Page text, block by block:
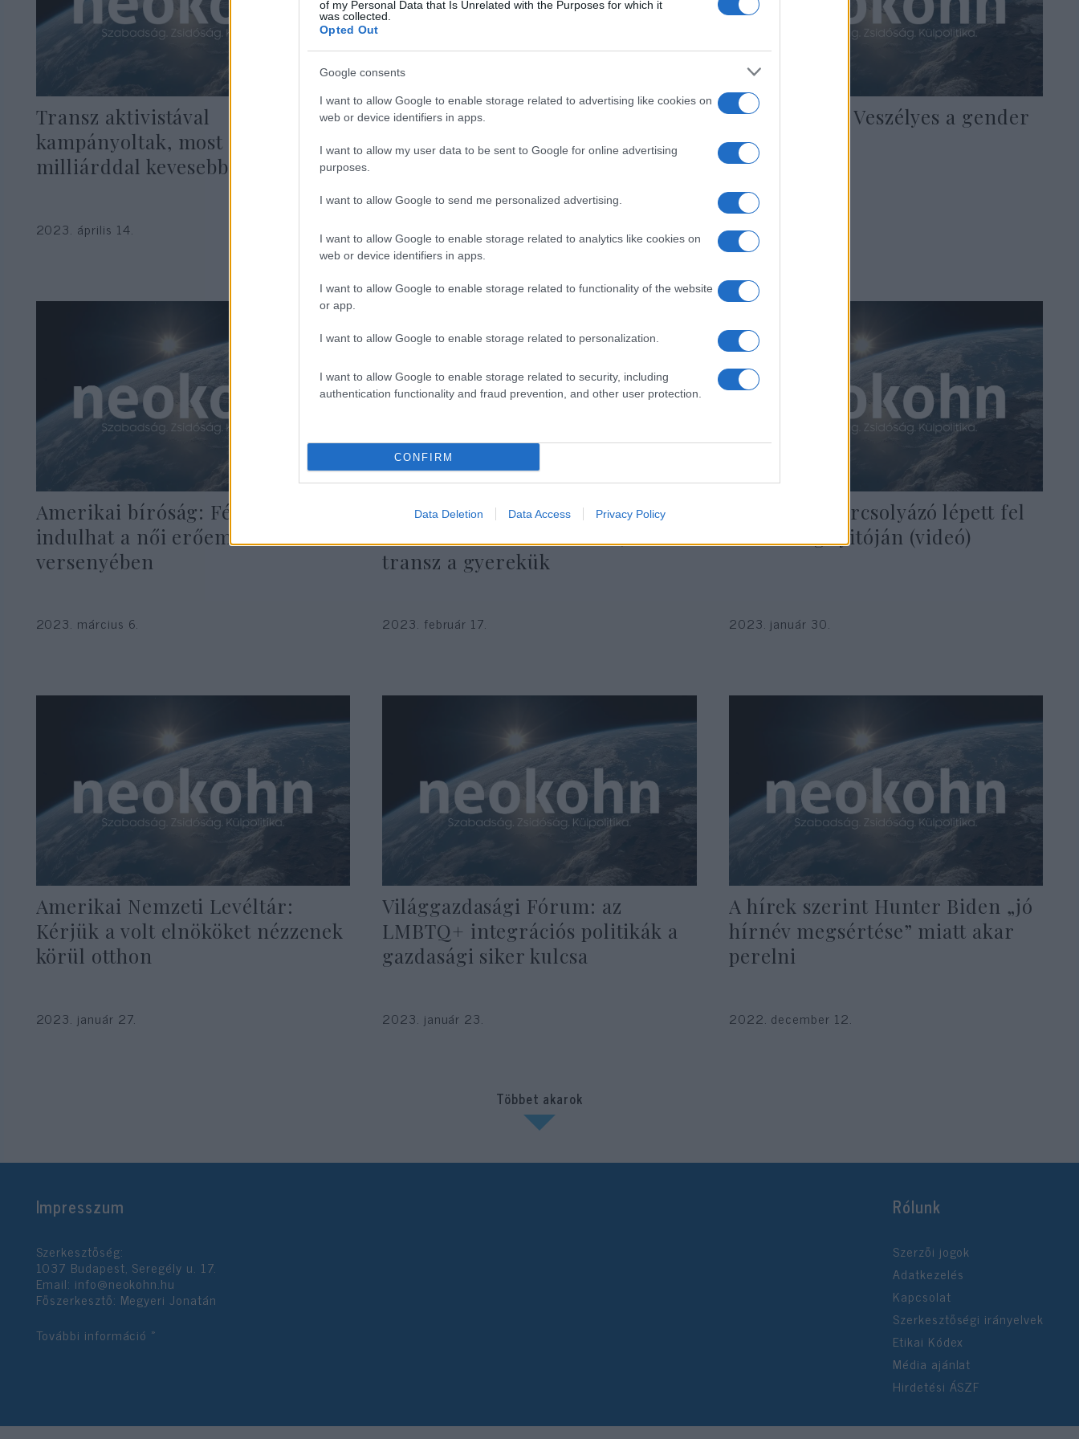
of my Personal Data that Is Unrelated with the Purposes for which it
was collected.
Opted Out
Google consents
I want to allow Google to enable storage related to advertising like cookies on
web or device identifiers in apps.
I want to allow my user data to be sent to Google for online advertising
purposes.
I want to allow Google to send me personalized advertising.
I want to allow Google to enable storage related to analytics like cookies on
web or device identifiers in apps.
I want to allow Google to enable storage related to functionality of the website
or app.
I want to allow Google to enable storage related to personalization.
I want to allow Google to enable storage related to security, including
authentication functionality and fraud prevention, and other user protection.
CONFIRM
Data Deletion Data Access Privacy Policy
Transz aktivistával
kampányoltak, most 6
milliárddal kevesebbet ér a cég
2023. április 14.
Amerikai női biciklista:
Visszavonulok, mert férfiak ellen
Ferenc pápa: Veszélyes a gender
ideológia
2023. március 12.
Amerikai bíróság: Férfi is
indulhat a női erőemelők
versenyében
2023. március 6.
Kirúgtak egy tanárt, mert nem
transz a gyerekük
2023. február 17.
Transz műkorcsolyázó lépett fel
az EB megnyitóján (videó)
2023. január 30.
Amerikai Nemzeti Levéltár:
Kérjük a volt elnököket nézzenek
körül otthon
2023. január 27.
Világgazdasági Fórum: az
LMBTQ+ integrációs politikák a
gazdasági siker kulcsa
2023. január 23.
A hírek szerint Hunter Biden „jó
hírnév megsértése” miatt akar
perelni
2022. december 12.
Többet akarok
Impresszum
Szerkesztőség:
1037 Budapest, Seregély u. 17.
Email: info@neokohn.hu
Főszerkesztő: Megyeri Jonatán
További információ »
Rólunk
Szerzői jogok
Adatkezelés
Kapcsolat
Szerkesztőségi irányelvek
Etikai Kódex
Média ajánlat
Hirdetési ÁSZF